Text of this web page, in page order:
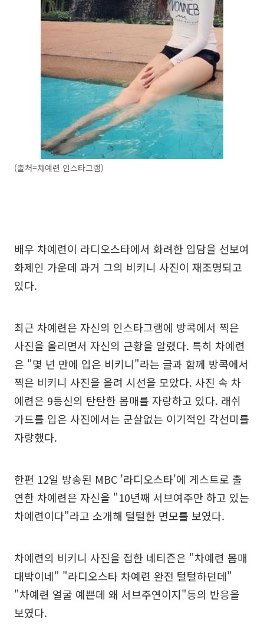
(출처=차예련 인스타그램)
배우 차예련이 라디오스타에서 화려한 입담을 선보여
화제인 가운데 과거 그의 비키니 사진이 재조명되고
있다.
최근 차예련은 자신의 인스타그램에 방콕에서 찍은
사진을 올리면서 자신의 근황을 알렸다. 특히 차예련
은 "몇 년 만에 입은 비키니"라는 글과 함께 방콕에서
찍은 비키니 사진을 올려 시선을 모았다. 사진 속 차
예련은 9등신의 탄탄한 몸매를 자랑하고 있다. 래쉬
가드를 입은 사진에서는 군살없는 이기적인 각선미를
자랑했다.
한편 12일 방송된 MBC '라디오스타'에 게스트로 출
연한 차예련은 자신을 "10년째 서브여주만 하고 있는
차예련이다"라고 소개해 털털한 면모를 보였다.
차예련의 비키니 사진을 접한 네티즌은 "차예련 몸매
대박이네" "라디오스타 차예련 완전 털털하던데"
"차예련 얼굴 예쁜데 왜 서브주연이지"등의 반응을
보였다.